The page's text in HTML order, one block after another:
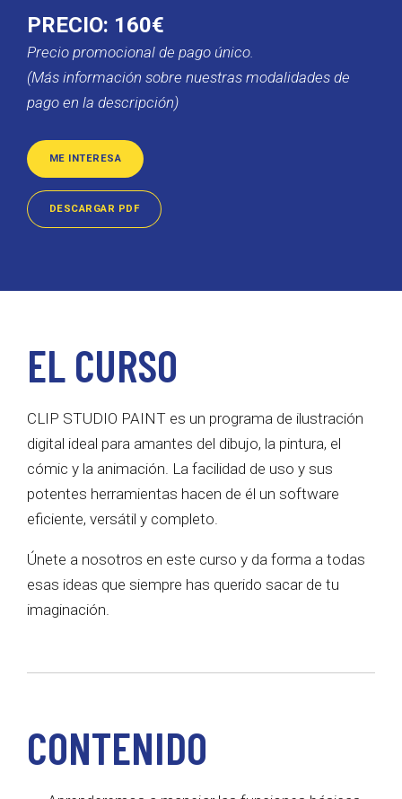
PRECIO: 160€
Precio promocional de pago único.
(Más información sobre nuestras modalidades de
pago en la descripción)
ME INTERESA
DESCARGAR PDF
EL CURSO
CLIP STUDIO PAINT es un programa de ilustración
digital ideal para amantes del dibujo, la pintura, el
cómic y la animación. La facilidad de uso y sus
potentes herramientas hacen de él un software
eficiente, versátil y completo.
Únete a nosotros en este curso y da forma a todas
esas ideas que siempre has querido sacar de tu
imaginación.
CONTENIDO